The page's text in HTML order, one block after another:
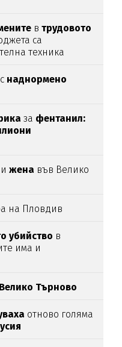
втрудовото
са
техника
наднормено
за фентанил:
ижена във Велико
на Пловдив
убийство в
има и
Велико Търново
отново голяма